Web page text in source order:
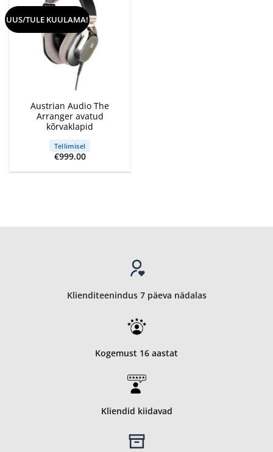
UUS/TULE KUULAMA!
Austrian Audio The
Arranger avatud
kõrvaklapid
Tellimisel
€999.00
Klienditeenindus 7 päeva nädalas
Kogemust 16 aastat
Kliendid kiidavad